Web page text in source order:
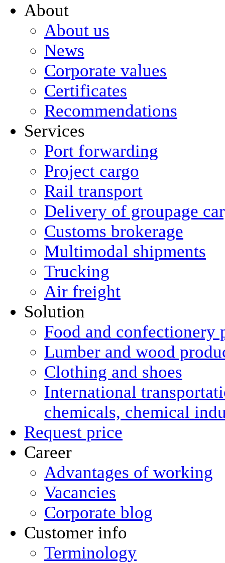
About
About us
News
Corporate values
Certificates
Recommendations
Services
Port forwarding
Project cargo
Rail transport
Delivery of groupage
Сustoms brokerage
Multimodal shipments
Trucking
Air freight
Solution
Food and confectionery
Lumber and wood
Clothing and shoes
International
chemicals, chemical
Request price
Career
Advantages of working
Vacancies
Corporate blog
Customer info
Terminology